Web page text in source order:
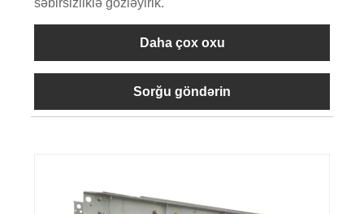
Daha çox oxu
Sorğu göndərin